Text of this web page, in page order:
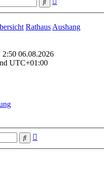
Rathaus Aushang
06.08.2026
UTC+01:00
Suche